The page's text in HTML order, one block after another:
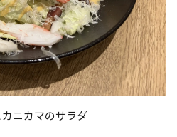
ニカマのサラダ